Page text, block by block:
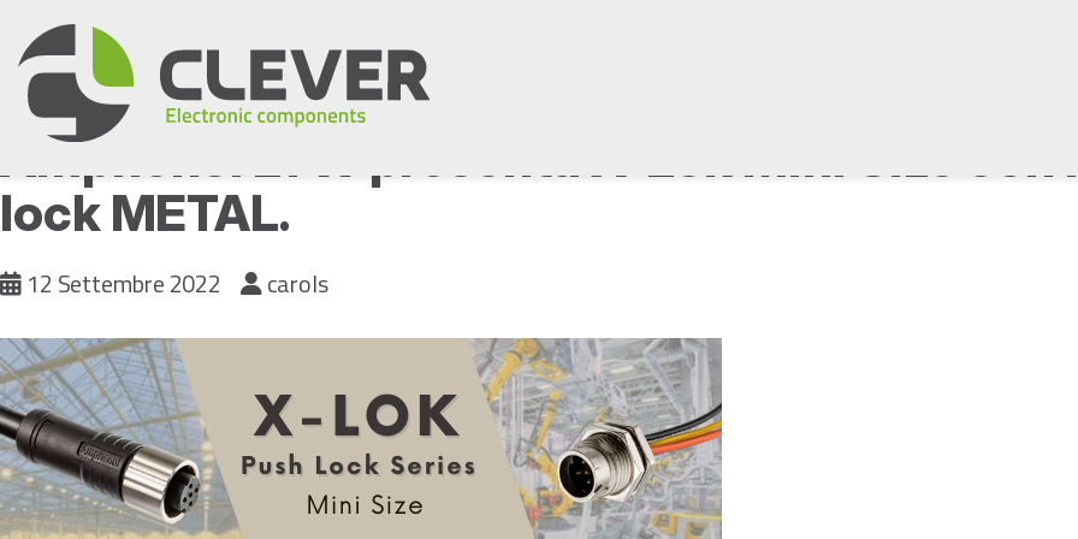
to
content
Amphenol LTW presenta X-Lok Mini Size con
lock METAL.
12 Settembre 2022 carols